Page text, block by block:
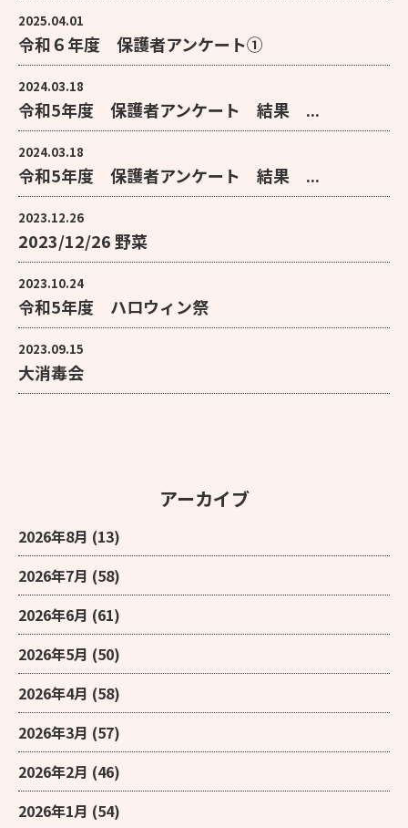
2025.04.01
令和６年度 保護者アンケート①
2024.03.18
令和5年度 保護者アンケート 結果 ...
2024.03.18
令和5年度 保護者アンケート 結果 ...
2023.12.26
2023/12/26 野菜
2023.10.24
令和5年度 ハロウィン祭
2023.09.15
大消毒会
アーカイブ
2026年8月 (13)
2026年7月 (58)
2026年6月 (61)
2026年5月 (50)
2026年4月 (58)
2026年3月 (57)
2026年2月 (46)
2026年1月 (54)